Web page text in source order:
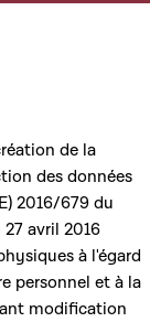
de la
des données
2016/679 du
avril 2016
à l'égard
personnel et à la
modification